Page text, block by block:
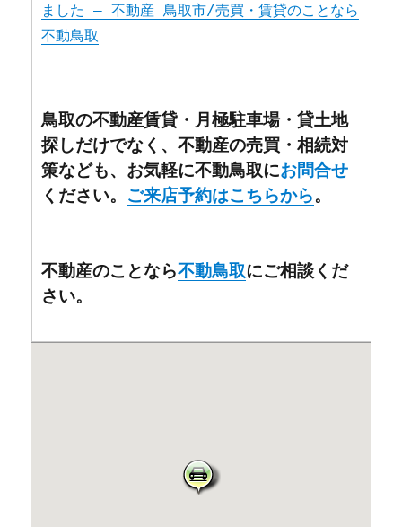
ました – 不動産 鳥取市/売買・賃貸のことなら
不動鳥取
鳥取の不動産賃貸・月極駐車場・貸土地
探しだけでなく、不動産の売買・相続対
策なども、お気軽に不動鳥取にお問合せ
ください。 ご来店予約はこちらから。
不動産のことなら不動鳥取にご相談くだ
さい。